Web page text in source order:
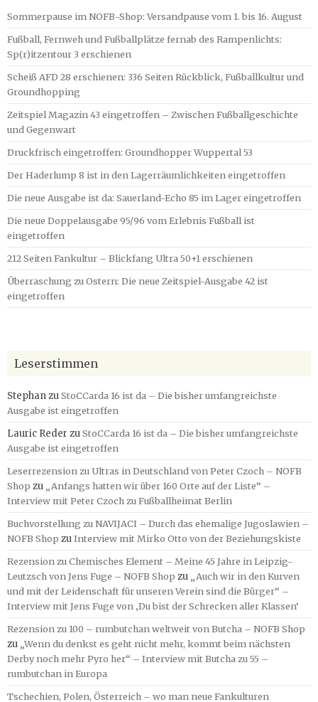
Sommerpause im NOFB-Shop: Versandpause vom 1. bis 16. August
Fußball, Fernweh und Fußballplätze fernab des Rampenlichts:
Sp(r)itzentour 3 erschienen
Scheiß AFD 28 erschienen: 336 Seiten Rückblick, Fußballkultur und
Groundhopping
Zeitspiel Magazin 43 eingetroffen – Zwischen Fußballgeschichte
und Gegenwart
Druckfrisch eingetroffen: Groundhopper Wuppertal 53
Der Haderlump 8 ist in den Lagerräumlichkeiten eingetroffen
Die neue Ausgabe ist da: Sauerland-Echo 85 im Lager eingetroffen
Die neue Doppelausgabe 95/96 vom Erlebnis Fußball ist
eingetroffen
212 Seiten Fankultur – Blickfang Ultra 50+1 erschienen
Überraschung zu Ostern: Die neue Zeitspiel-Ausgabe 42 ist
eingetroffen
Leserstimmen
StephanzuStoCCarda 16 ist da – Die bisher umfangreichste
Ausgabe ist eingetroffen
Lauric Reder zuStoCCarda 16 ist da – Die bisher umfangreichste
Ausgabe ist eingetroffen
Leserrezension zu Ultras in Deutschland von Peter Czoch – NOFB
Shop zu
„Anfangs hatten wir über 160 Orte auf der Liste“ –
Interview mit Peter Czoch zu Fußballheimat Berlin
Buchvorstellung zu NAVIJACI – Durch das ehemalige Jugoslawien –
NOFB Shop zuInterview mit Mirko Otto von der Beziehungskiste
Rezension zu Chemisches Element – Meine 45 Jahre in Leipzig-
Leutzsch von Jens Fuge – NOFB Shop zu
„Auch wir in den Kurven
und mit der Leidenschaft für unseren Verein sind die Bürger“ –
Interview mit Jens Fuge von ‚Du bist der Schrecken aller Klassen‘
Rezension zu 100 – rumbutchan weltweit von Butcha – NOFB Shop
zu „Wenn du denkst es geht nicht mehr, kommt beim nächsten
Derby noch mehr Pyro her“ – Interview mit Butcha zu 55 –
rumbutchan in Europa
Tschechien, Polen, Österreich – wo man neue Fankulturen